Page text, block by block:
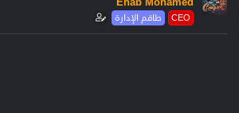
طاقم الإدارة CEO